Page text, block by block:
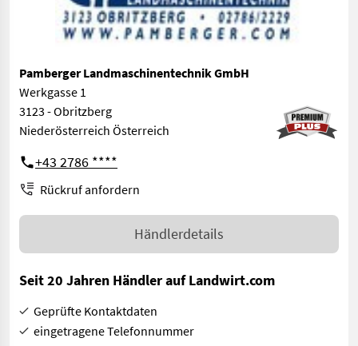
Pamberger Landmaschinentechnik GmbH
Werkgasse 1
3123 - Obritzberg
Niederösterreich Österreich
+43 2786 ****
Rückruf anfordern
Händlerdetails
Seit 20 Jahren Händler auf Landwirt.com
Geprüfte Kontaktdaten
eingetragene Telefonnummer